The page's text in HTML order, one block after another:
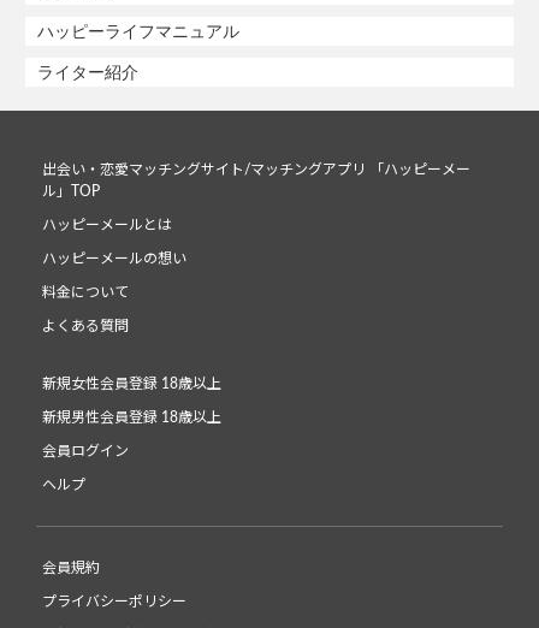
ハッピーライフマニュアル
ライター紹介
出会い・恋愛マッチングサイト/マッチングアプリ 「ハッピーメー
ル」TOP
ハッピーメールとは
ハッピーメールの想い
料金について
よくある質問
新規女性会員登録 18歳以上
新規男性会員登録 18歳以上
会員ログイン
ヘルプ
会員規約
プライバシーポリシー